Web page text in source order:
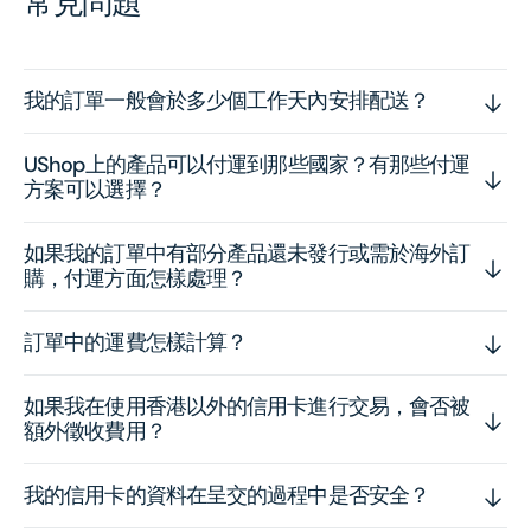
我的訂單一般會於多少個工作天內安排配送？
UShop上的產品可以付運到那些國家？有那些付運
方案可以選擇？
如果我的訂單中有部分產品還未發行或需於海外訂
購，付運方面怎樣處理？
訂單中的運費怎樣計算？
如果我在使用香港以外的信用卡進行交易，會否被
額外徵收費用？
我的信用卡的資料在呈交的過程中是否安全？